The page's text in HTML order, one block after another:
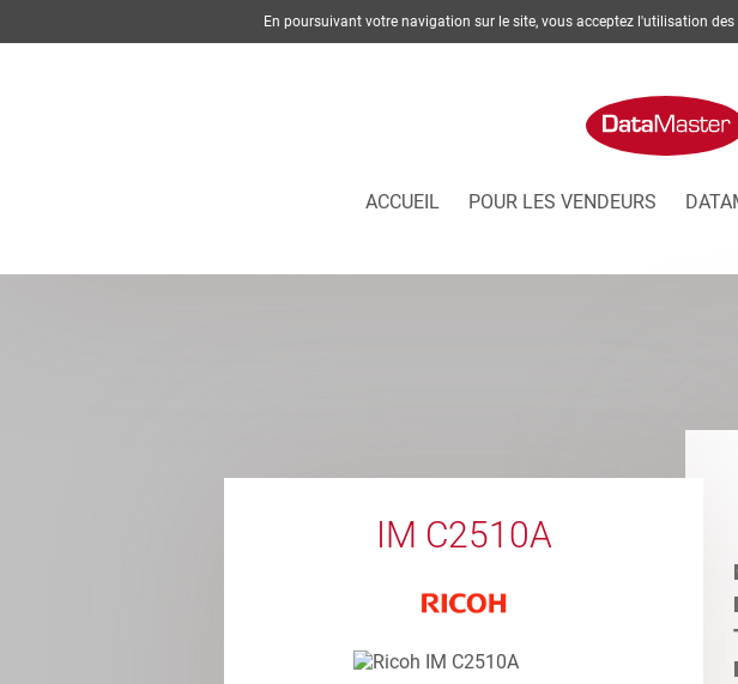
ACCUEIL POUR LES VENDEURS
IM C2510A
En poursuivant votre navigation sur le site, vous acceptez